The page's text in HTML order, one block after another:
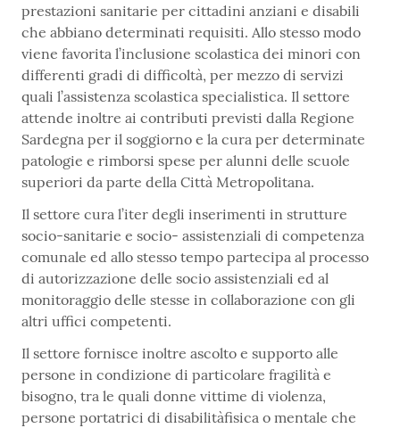
prestazioni sanitarie per cittadini anziani e disabili
che abbiano determinati requisiti. Allo stesso modo
viene favorita l’inclusione scolastica dei minori con
differenti gradi di difficoltà, per mezzo di servizi
quali l’assistenza scolastica specialistica. Il settore
attende inoltre ai contributi previsti dalla Regione
Sardegna per il soggiorno e la cura per determinate
patologie e rimborsi spese per alunni delle scuole
superiori da parte della Città Metropolitana.
Il settore cura l’iter degli inserimenti in strutture
socio-sanitarie e socio- assistenziali di competenza
comunale ed allo stesso tempo partecipa al processo
di autorizzazione delle socio assistenziali ed al
monitoraggio delle stesse in collaborazione con gli
altri uffici competenti.
Il settore fornisce inoltre ascolto e supporto alle
persone in condizione di particolare fragilità e
bisogno, tra le quali donne vittime di violenza,
persone portatrici di disabilitàfisica o mentale che